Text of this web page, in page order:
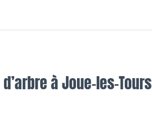
à Joue-les-Tours